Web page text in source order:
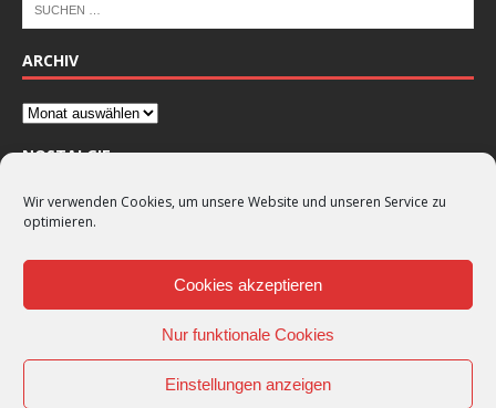
Wir verwenden Cookies, um unsere Website und unseren Service zu
optimieren.
Cookies akzeptieren
Nur funktionale Cookies
Einstellungen anzeigen
ARCHIV
NOSTALGIE